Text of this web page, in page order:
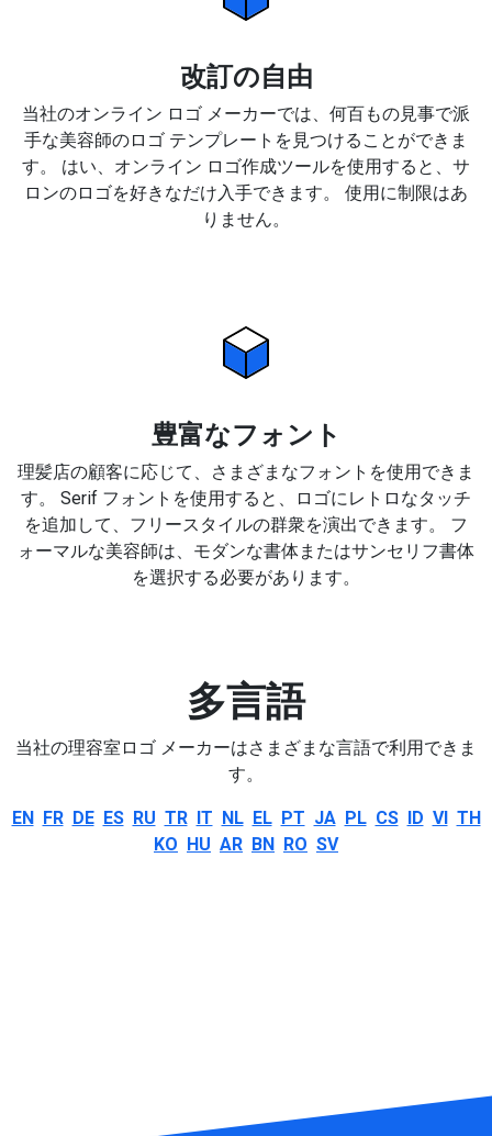
改訂の自由
当社のオンライン ロゴ メーカーでは、何百もの見事で派
手な美容師のロゴ テンプレートを見つけることができま
す。 はい、オンライン ロゴ作成ツールを使用すると、サ
ロンのロゴを好きなだけ入手できます。 使用に制限はあ
りません。
豊富なフォント
理髪店の顧客に応じて、さまざまなフォントを使用できま
す。 Serif フォントを使用すると、ロゴにレトロなタッチ
を追加して、フリースタイルの群衆を演出できます。 フ
ォーマルな美容師は、モダンな書体またはサンセリフ書体
を選択する必要があります。
多言語
当社の理容室ロゴ メーカーはさまざまな言語で利用できま
す。
EN FR DE ES RU TR IT NL EL PT JA PL CS ID VI TH
KO HU AR BN RO SV